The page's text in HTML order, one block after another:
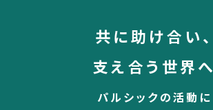
共に助け合い、
支え合う世界へ
パルシックの活動に